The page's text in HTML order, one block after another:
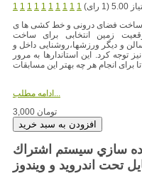
1 1 1 1 1 1 1 1 1 1
(1 رای)
فضای درونی و خط کشی ها ی
زمین انتخابی برای ساخت
و دیگر ورزشها،روشنایی داخل و
کرد. این استاندارها به مرور
برای انجام هر چه بهتر این مسابقات
3,000 تومان
سازي سیستم اشتراك
تحت اندروید و ویندوز